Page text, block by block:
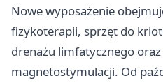
Nowe wyposażenie
fizykoterapii, sprzęt do
drenażu limfatycznego
magnetostymulacji. Od